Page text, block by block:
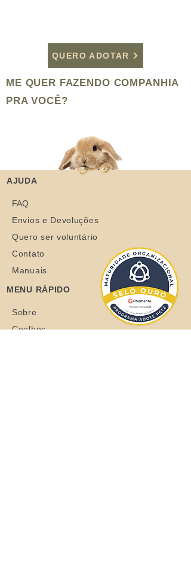
QUERO ADOTAR
ME QUER FAZENDO COMPANHIA
PRA VOCÊ?
AJUDA
FAQ
Envios e Devoluções
Quero ser voluntário
Contato
Manuais
MENU RÁPIDO
Sobre
Coelhos